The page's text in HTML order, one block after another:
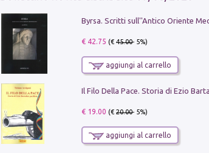
€ 42.75 (€45.00- 5%)
aggiungi al carrello
€ 19.00 (€20.00- 5%)
aggiungi al carrello